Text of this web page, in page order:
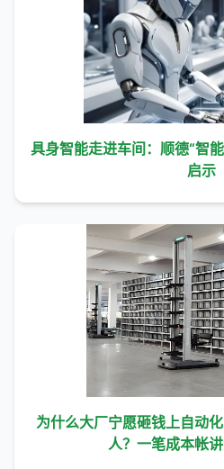
具身智能走进车间：顺德“智
启示
为什么大厂宁愿砸钱上自动
人？一笔成本帐